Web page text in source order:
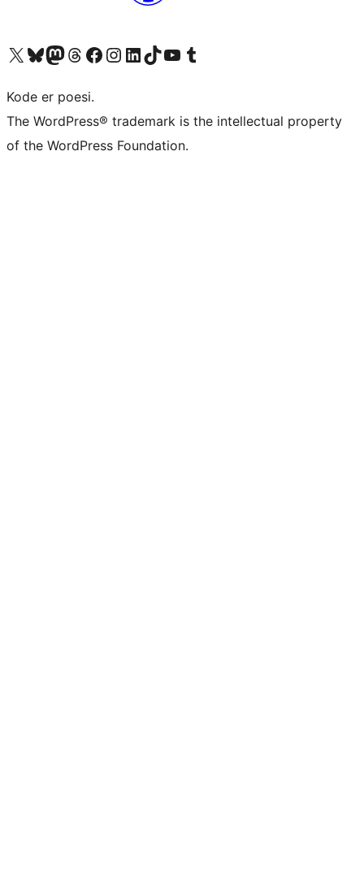
Besøk vår konto på X Visit our Bluesky account
Besøk vår Mastodon-konto
Visit our Threads account
Besøk vår Facebook-sideBesøk vår Instagram-konto
Besøk vår LinkedIn-konto
Visit our TikTok account
Visit our YouTube channel
Visit our Tumblr account
Kode er poesi.
The WordPress® trademark is the intellectual property
of the WordPress Foundation.